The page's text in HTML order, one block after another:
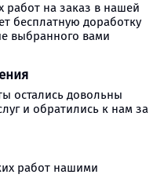
работ на заказ в нашей
бесплатную доработку
выбранного вами
остались довольны
и обратились к нам за
работ нашими